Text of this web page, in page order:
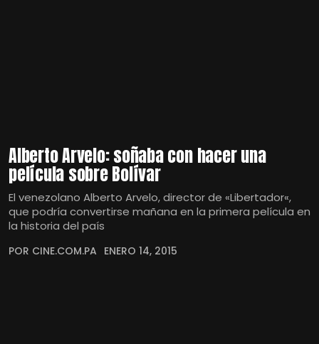
Alberto Arvelo: soñaba con hacer una
película sobre Bolívar
El venezolano Alberto Arvelo, director de «Libertador«,
que podría convertirse mañana en la primera película en
la historia del país
POR CINE.COM.PA ENERO 14, 2015